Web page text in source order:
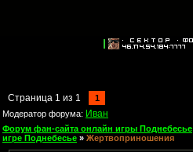
Страница 1 из 1
1
Модератор форума: Иван
Форум фан-сайта онлайн игры Поднебесье
игре Поднебесье » Жертвоприношения